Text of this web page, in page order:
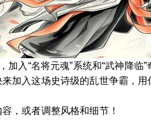
加入“名将元魂”系统和“武神降
加入这场史诗级的乱世争霸，用
，或者调整风格和细节！